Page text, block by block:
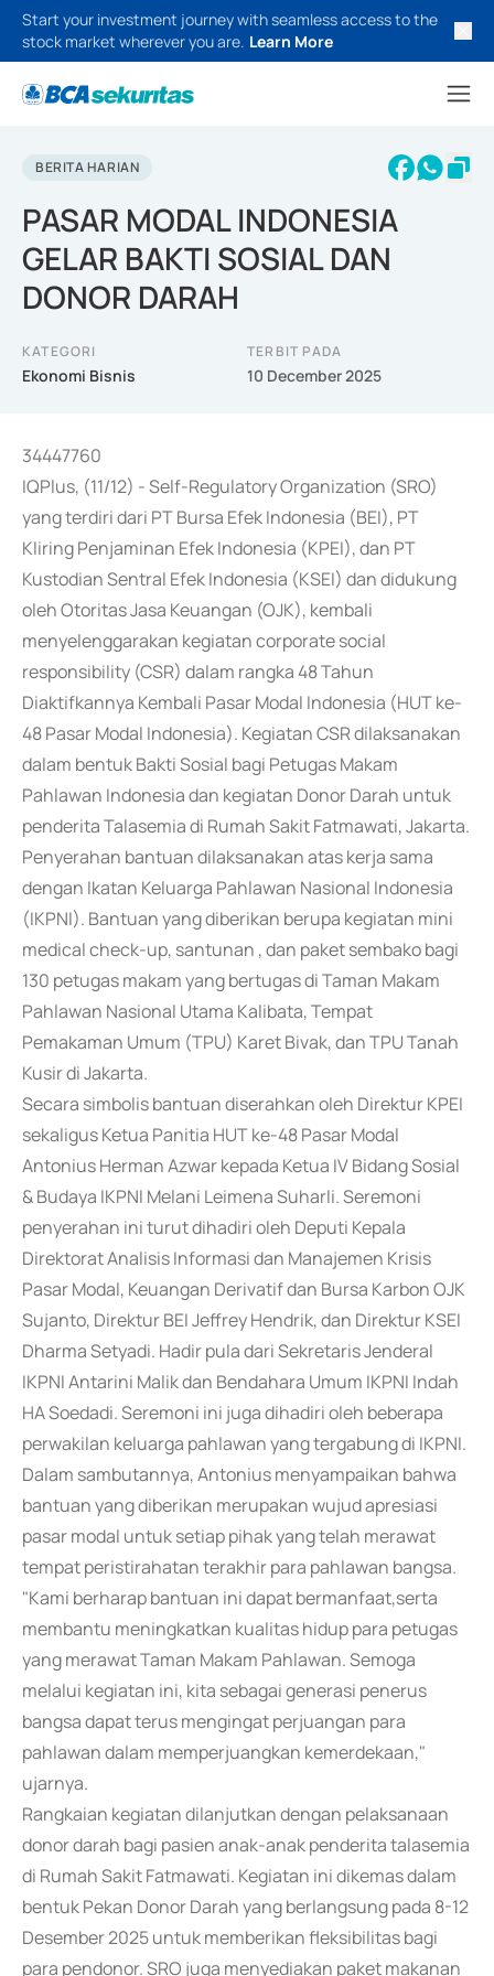
Start your investment journey with seamless access to the
stock market wherever you are. Learn More
BERITA HARIAN
PASAR MODAL INDONESIA
GELAR BAKTI SOSIAL DAN
DONOR DARAH
KATEGORI
Ekonomi Bisnis
TERBIT PADA
10 December 2025
34447760
IQPlus, (11/12) - Self-Regulatory Organization (SRO)
yang terdiri dari PT Bursa Efek Indonesia (BEI), PT
Kliring Penjaminan Efek Indonesia (KPEI), dan PT
Kustodian Sentral Efek Indonesia (KSEI) dan didukung
oleh Otoritas Jasa Keuangan (OJK), kembali
menyelenggarakan kegiatan corporate social
responsibility (CSR) dalam rangka 48 Tahun
Diaktifkannya Kembali Pasar Modal Indonesia (HUT ke-
48 Pasar Modal Indonesia). Kegiatan CSR dilaksanakan
dalam bentuk Bakti Sosial bagi Petugas Makam
Pahlawan Indonesia dan kegiatan Donor Darah untuk
penderita Talasemia di Rumah Sakit Fatmawati, Jakarta.
Penyerahan bantuan dilaksanakan atas kerja sama
dengan Ikatan Keluarga Pahlawan Nasional Indonesia
(IKPNI). Bantuan yang diberikan berupa kegiatan mini
medical check-up, santunan , dan paket sembako bagi
130 petugas makam yang bertugas di Taman Makam
Pahlawan Nasional Utama Kalibata, Tempat
Pemakaman Umum (TPU) Karet Bivak, dan TPU Tanah
Kusir di Jakarta.
Secara simbolis bantuan diserahkan oleh Direktur KPEI
sekaligus Ketua Panitia HUT ke-48 Pasar Modal
Antonius Herman Azwar kepada Ketua IV Bidang Sosial
& Budaya IKPNI Melani Leimena Suharli. Seremoni
penyerahan ini turut dihadiri oleh Deputi Kepala
Direktorat Analisis Informasi dan Manajemen Krisis
Pasar Modal, Keuangan Derivatif dan Bursa Karbon OJK
Sujanto, Direktur BEI Jeffrey Hendrik, dan Direktur KSEI
Dharma Setyadi. Hadir pula dari Sekretaris Jenderal
IKPNI Antarini Malik dan Bendahara Umum IKPNI Indah
HA Soedadi. Seremoni ini juga dihadiri oleh beberapa
perwakilan keluarga pahlawan yang tergabung di IKPNI.
Dalam sambutannya, Antonius menyampaikan bahwa
bantuan yang diberikan merupakan wujud apresiasi
pasar modal untuk setiap pihak yang telah merawat
tempat peristirahatan terakhir para pahlawan bangsa.
"Kami berharap bantuan ini dapat bermanfaat,serta
membantu meningkatkan kualitas hidup para petugas
yang merawat Taman Makam Pahlawan. Semoga
melalui kegiatan ini, kita sebagai generasi penerus
bangsa dapat terus mengingat perjuangan para
pahlawan dalam memperjuangkan kemerdekaan,"
ujarnya.
Rangkaian kegiatan dilanjutkan dengan pelaksanaan
donor darah bagi pasien anak-anak penderita talasemia
di Rumah Sakit Fatmawati. Kegiatan ini dikemas dalam
bentuk Pekan Donor Darah yang berlangsung pada 8-12
Desember 2025 untuk memberikan fleksibilitas bagi
para pendonor. SRO juga menyediakan paket makanan